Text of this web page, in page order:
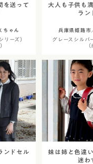
を送って
ちゃん
リーズ）
大人も子供も
ラン
兵庫県姫路市
グレースシルバ
（
ンドセル
妹は姉と色違
迷わ